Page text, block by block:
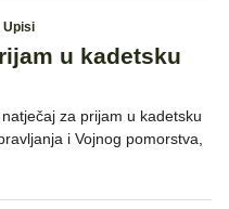
Upisi
u kadetsku
za prijam u kadetsku
i Vojnog pomorstva,